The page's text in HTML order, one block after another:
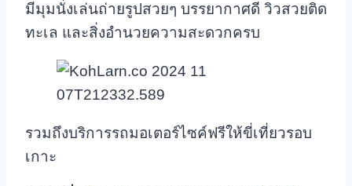
มีมุมนั่งเล่นถ่ายรูปสวยๆ บรรยากาศดี วิวสวยติด
ทะเล และสิ่งอำนวยความสะดวกครบ
รวมถึงบริการรถมอเตอร์ไซค์ฟรีให้ขี่เที่ยวรอบ
เกาะ